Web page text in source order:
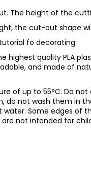
The height of the
the cut-out shape
fo decorating.
highest quality PLA
and made of
of up to 55°C. Do
do not wash them in
Some edges of
not intended for